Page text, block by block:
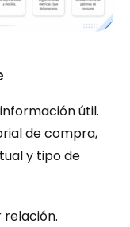
útil.
de compra,
y tipo de
relación.